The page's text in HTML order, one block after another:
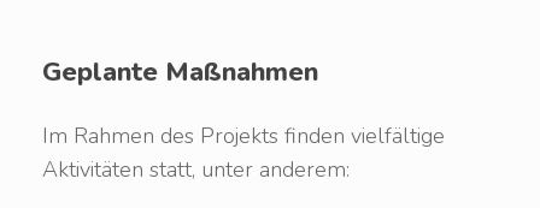
Geplante Maßnahmen
Im Rahmen des Projekts finden vielfältige
Aktivitäten statt, unter anderem: